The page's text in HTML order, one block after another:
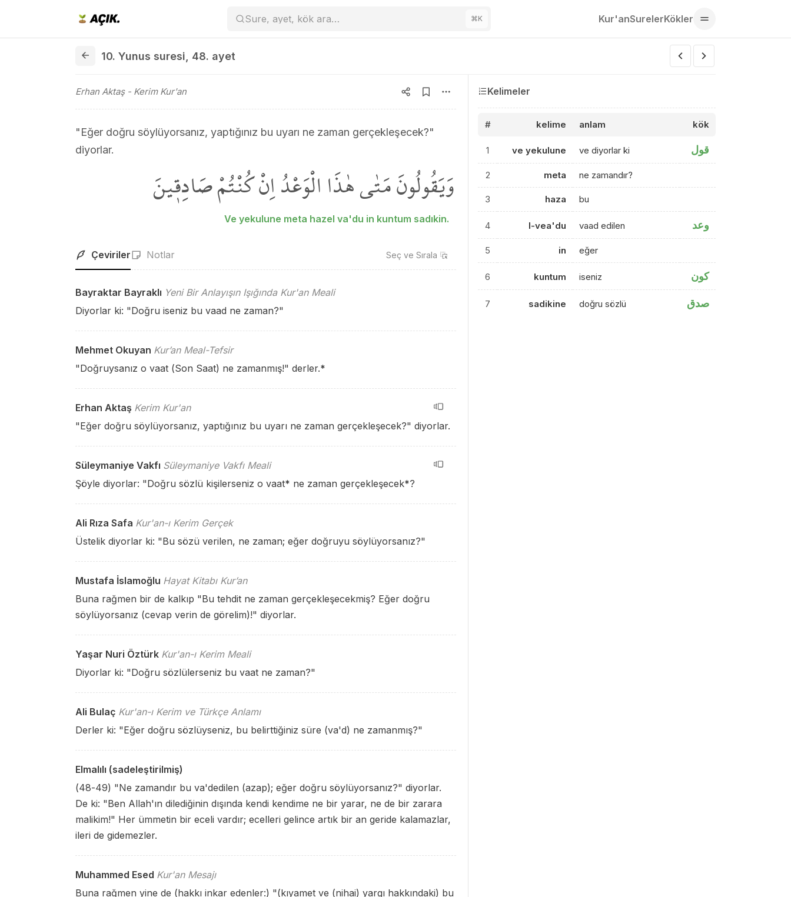
Sure, ayet, kök ara… ⌘K Kur'anSurelerKökler
10. Yunus suresi 48. ayet
Erhan Aktaş- Kerim Kur'an
"Eğer doğru söylüyorsanız, yaptığınız bu uyarı ne zaman gerçekleşecek?"
diyorlar.
وَيَقُولُونَ مَتٰى هٰذَا الْوَعْدُ اِنْ كُنْتُمْ صَادِق۪ينَ
Ve yekulune meta hazel va'du in kuntum sadıkin.
Çeviriler Notlar Seç ve Sırala
Bayraktar Bayraklı Yeni Bir Anlayışın Işığında Kur'an Meali
Diyorlar ki: "Doğru iseniz bu vaad ne zaman?"
Mehmet Okuyan Kur’an Meal-Tefsir
"Doğruysanız o vaat (Son Saat) ne zamanmış!" derler.*
Erhan Aktaş Kerim Kur'an
"Eğer doğru söylüyorsanız, yaptığınız bu uyarı ne zaman gerçekleşecek?" diyorlar.
Süleymaniye Vakfı Süleymaniye Vakfı Meali
Şöyle diyorlar: "Doğru sözlü kişilerseniz o vaat* ne zaman gerçekleşecek*?
Ali Rıza Safa Kur'an-ı Kerim Gerçek
Üstelik diyorlar ki: "Bu sözü verilen, ne zaman; eğer doğruyu söylüyorsanız?"
Mustafa İslamoğlu Hayat Kitabı Kur’an
Buna rağmen bir de kalkıp "Bu tehdit ne zaman gerçekleşecekmiş? Eğer doğru
söylüyorsanız (cevap verin de görelim)!" diyorlar.
Yaşar Nuri Öztürk Kur'an-ı Kerim Meali
Diyorlar ki: "Doğru sözlülerseniz bu vaat ne zaman?"
Ali Bulaç Kur'an-ı Kerim ve Türkçe Anlamı
Derler ki: "Eğer doğru sözlüyseniz, bu belirttiğiniz süre (va'd) ne zamanmış?"
Elmalılı (sadeleştirilmiş)
(48-49) "Ne zamandır bu va'dedilen (azap); eğer doğru söylüyorsanız?" diyorlar.
De ki: "Ben Allah'ın dilediğinin dışında kendi kendime ne bir yarar, ne de bir zarara
malikim!" Her ümmetin bir eceli vardır; ecelleri gelince artık bir an geride kalamazlar,
ileri de gidemezler.
Muhammed Esed Kur'an Mesajı
Buna rağmen yine de (hakkı inkar edenler:) "(kıyamet ve (nihai) yargı hakkındaki) bu
Kelimeler
# kelime anlam kök
1 ve yekulune ve diyorlar ki قول
2 meta ne zamandır?
3 haza bu
4 l-vea'du vaad edilen وعد
5 in eğer
6 kuntum iseniz كون
7 sadikine doğru sözlü صدق